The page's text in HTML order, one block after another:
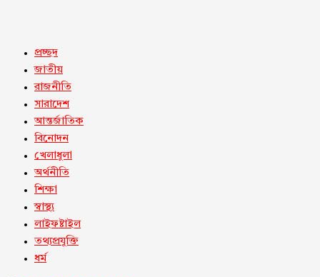
প্রচ্ছদ
জাতীয়
রাজনীতি
সারাদেশ
আন্তর্জাতিক
বিনোদন
খেলাধুলা
অর্থনীতি
শিক্ষা
স্বাস্থ্য
লাইফষ্টাইল
তথ্যপ্রযুক্তি
ধর্ম